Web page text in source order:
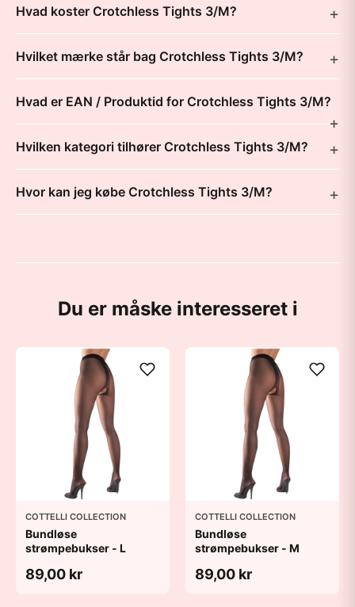
Hvad koster Crotchless Tights 3/M?
Hvilket mærke står bag Crotchless Tights 3/M?
Hvad er EAN / Produktid for Crotchless Tights 3/M?
Hvilken kategori tilhører Crotchless Tights 3/M?
Hvor kan jeg købe Crotchless Tights 3/M?
Du er måske interesseret i
COTTELLI COLLECTION
Bundløse
strømpebukser - L
89,00 kr
COTTELLI COLLECTION
Bundløse
strømpebukser - M
89,00 kr